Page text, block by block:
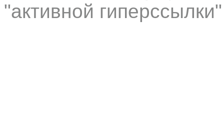
"активной